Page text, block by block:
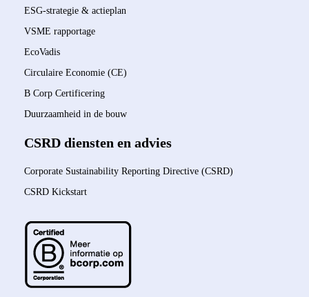
ESG-strategie & actieplan
VSME rapportage
EcoVadis
Circulaire Economie (CE)
B Corp Certificering
Duurzaamheid in de bouw
CSRD diensten en advies
Corporate Sustainability Reporting Directive (CSRD)
CSRD Kickstart